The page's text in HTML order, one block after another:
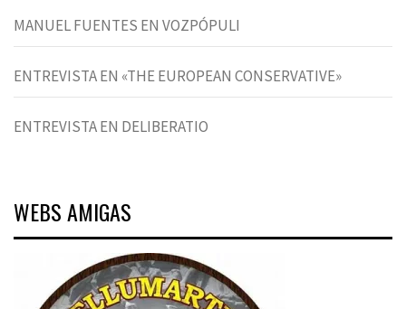
MANUEL FUENTES EN VOZPÓPULI
ENTREVISTA EN «THE EUROPEAN CONSERVATIVE»
ENTREVISTA EN DELIBERATIO
WEBS AMIGAS